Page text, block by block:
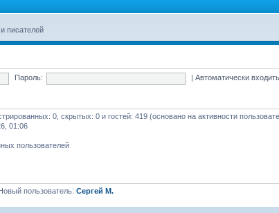
писателей
Пароль: |Автоматически
0, скрытых: 0 и гостей: 419 (основано на активности
01:06
пользователей
пользователь: Сергей М.